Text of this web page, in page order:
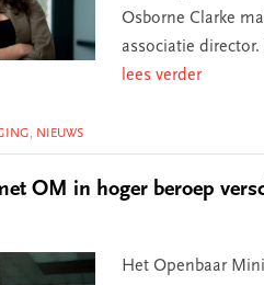
Osborne Clarke
associatie
lees verder
, NIEUWS
OM in hoger beroep
Het Openbaar